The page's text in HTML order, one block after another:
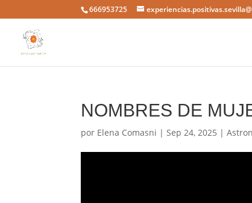
666953725
NOMBRES DE
por Elena Comasni |Sep 24, 2025 |